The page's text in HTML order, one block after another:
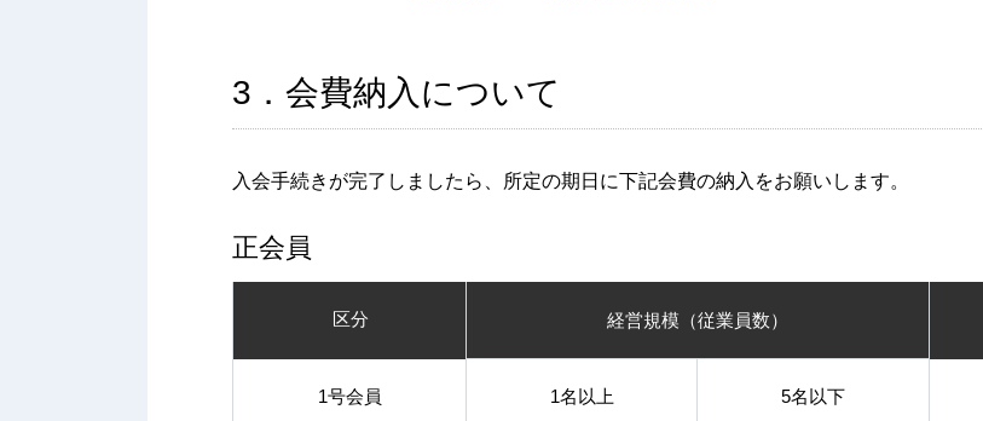
3．会費納入について
入会手続きが完了しましたら、所定の期日に下記会費の納入をお願いします。
正会員
区分 経営規模（従業員数）
1号会員 1名以上 5名以下